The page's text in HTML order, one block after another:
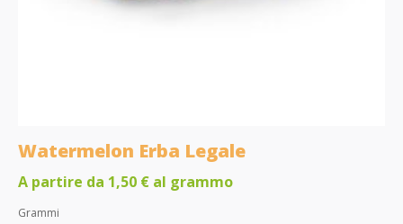
Watermelon Erba Legale
A partire da 1,50 € al grammo
Grammi